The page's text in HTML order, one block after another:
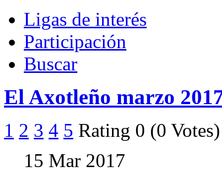
Ligas de interés
Participación
Buscar
El Axotleño marzo
1 2 3 4 5 Rating 0 (0 Votes)
15 Mar 2017